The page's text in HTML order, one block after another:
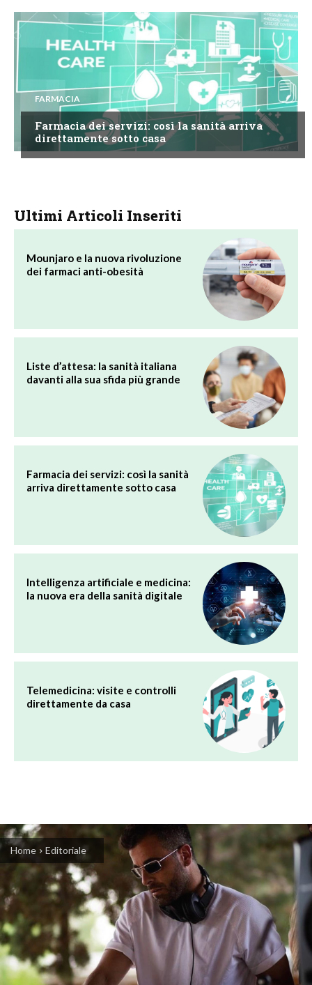
FARMACIA
Farmacia dei servizi: così la sanità arriva
direttamente sotto casa
Ultimi Articoli Inseriti
Mounjaro e la nuova rivoluzione
dei farmaci anti-obesità
Liste d’attesa: la sanità italiana
davanti alla sua sfida più grande
Farmacia dei servizi: così la sanità
arriva direttamente sotto casa
Intelligenza artificiale e medicina:
la nuova era della sanità digitale
Telemedicina: visite e controlli
direttamente da casa